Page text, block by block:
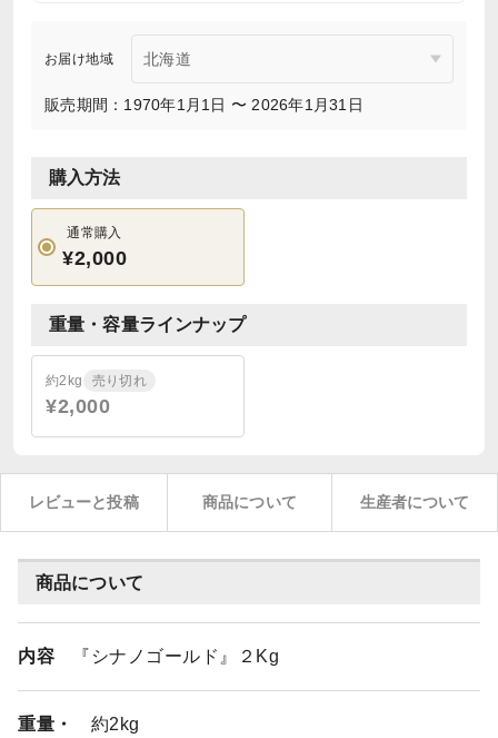
お届け地域
販売期間：1970年1月1日 〜 2026年1月31日
購入方法
通常購入
¥2,000
重量・容量ラインナップ
約2kg 売り切れ
¥2,000
レビューと投稿 商品について 生産者について
商品について
内容 『シナノゴールド』２Kg
重量・
約2kg